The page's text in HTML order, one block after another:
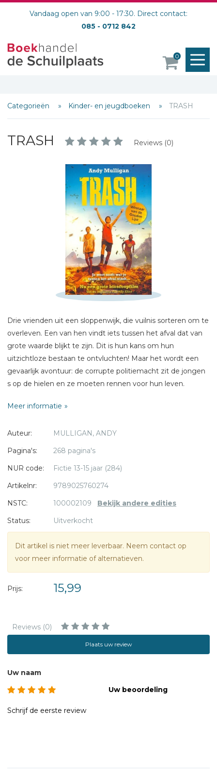
Vandaag open van 9:00 - 17:30. Direct contact:
085 - 0712 842
0
Categorieën Kinder- en jeugdboeken TRASH
TRASH Reviews (0)
Drie vrienden uit een sloppenwijk, die vuilnis sorteren om te
overleven. Een van hen vindt iets tussen het afval dat van
grote waarde blijkt te zijn. Dit is hun kans om hun
uitzichtloze bestaan te ontvluchten! Maar het wordt een
gevaarlijk avontuur: de corrupte politiemacht zit de jongen
s op de hielen en ze moeten rennen voor hun leven.
Meer informatie
Auteur:
MULLIGAN, ANDY
Pagina's:
268 pagina's
NUR code:
Fictie 13-15 jaar (284)
Artikelnr:
9789025760274
NSTC:
100002109 Bekijk andere edities
Status:
Uitverkocht
Dit artikel is niet meer leverbaar. Neem contact op
voor meer informatie of alternatieven.
Prijs: 15,99
Reviews (0)
Plaats uw review
Schrijf hieronder je review!
Bericht *
Uw naam
Uw beoordeling
Schrijf de eerste review